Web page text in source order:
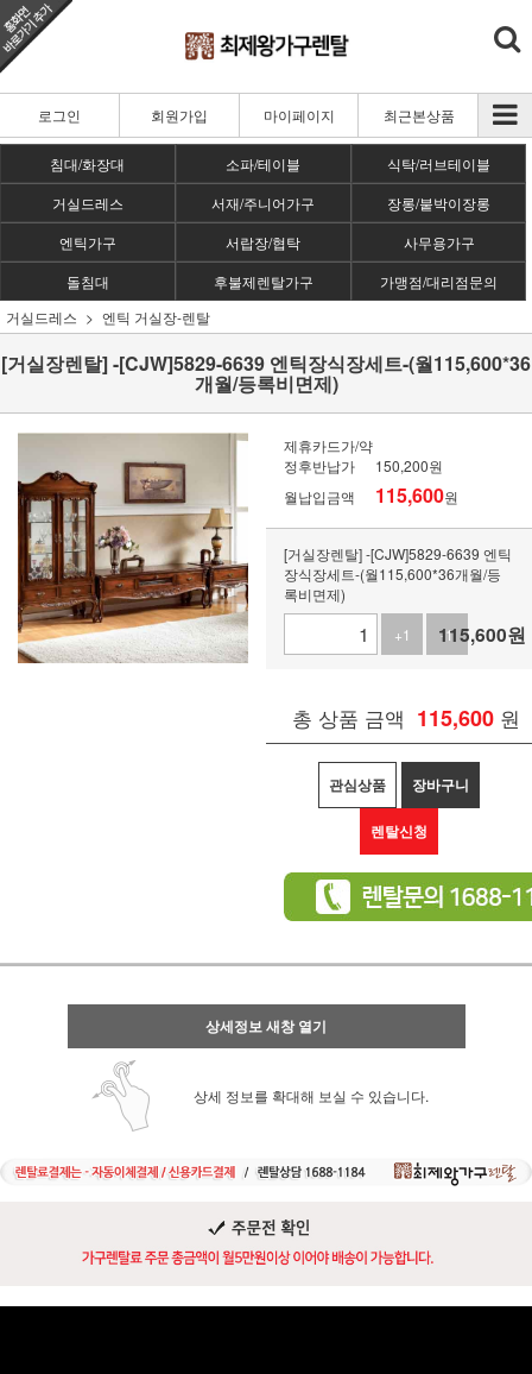
로그인 회원가입 마이페이지 최근본상품
침대/화장대 소파/테이블
식탁/러브테이블
거실드레스
서재/주니어가구
장롱/붙박이장롱
엔틱가구
서랍장/협탁
사무용가구
돌침대
후불제렌탈가구
가맹점/대리점문의
거실드레스
엔틱 거실장-렌탈
[거실장렌탈] -[CJW]5829-6639 엔틱장식장세트-(월115,600*36
개월/등록비면제)
제휴카드가/약
정후반납가
150,200원
월납입금액
115,600원
[거실장렌탈] -[CJW]5829-6639 엔틱
장식장세트-(월115,600*36개월/등
록비면제)
+1
-1
115,600원
총 상품 금액 115,600 원
관심상품 장바구니
렌탈신청
상세정보 새창 열기
상세 정보를 확대해 보실 수 있습니다.